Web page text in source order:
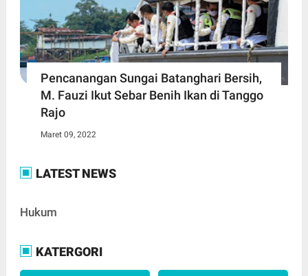
Pencanangan Sungai Batanghari Bersih,
M. Fauzi Ikut Sebar Benih Ikan di Tanggo
Rajo
Maret 09, 2022
LATEST NEWS
Hukum
KATERGORI